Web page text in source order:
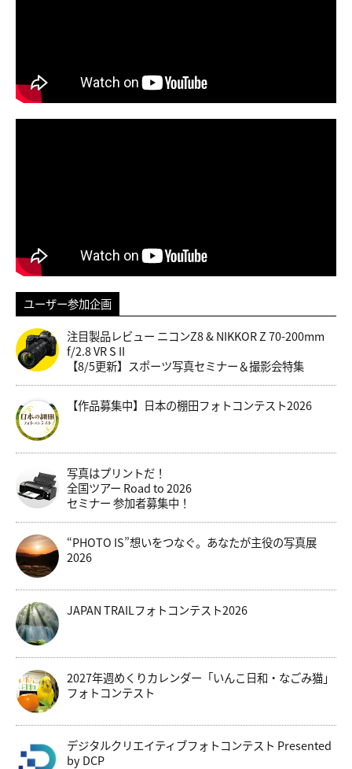
ユーザー参加企画
注目製品レビュー ニコンZ8 & NIKKOR Z 70-200mm
f/2.8 VR S II
【8/5更新】スポーツ写真セミナー＆撮影会特集
【作品募集中】日本の棚田フォトコンテスト2026
写真はプリントだ！
全国ツアー Road to 2026
セミナー 参加者募集中！
“PHOTO IS”想いをつなぐ。あなたが主役の写真展
2026
JAPAN TRAILフォトコンテスト2026
2027年週めくりカレンダー「いんこ日和・なごみ猫」
フォトコンテスト
デジタルクリエイティブフォトコンテスト Presented
by DCP